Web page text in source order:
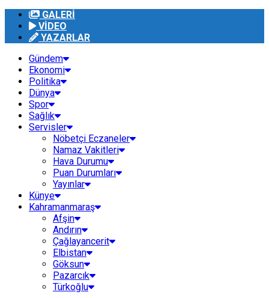
GALERİ
VİDEO
YAZARLAR
Gündem
Ekonomi
Politika
Dünya
Spor
Sağlık
Servisler
Nöbetçi Eczaneler
Namaz Vakitleri
Hava Durumu
Puan Durumları
Yayınlar
Künye
Kahramanmaraş
Afşin
Andırın
Çağlayancerit
Elbistan
Göksun
Pazarcık
Türkoğlu